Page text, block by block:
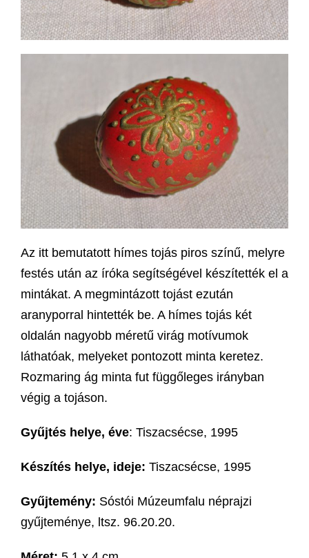
Az itt bemutatott hímes tojás piros színű, melyre
festés után az íróka segítségével készítették el a
mintákat. A megmintázott tojást ezután
aranyporral hintették be. A hímes tojás két
oldalán nagyobb méretű virág motívumok
láthatóak, melyeket pontozott minta keretez.
Rozmaring ág minta fut függőleges irányban
végig a tojáson.
Gyűjtés helye, éve: Tiszacsécse, 1995
Készítés helye, ideje: Tiszacsécse, 1995
Gyűjtemény: Sóstói Múzeumfalu néprajzi
gyűjteménye, ltsz. 96.20.20.